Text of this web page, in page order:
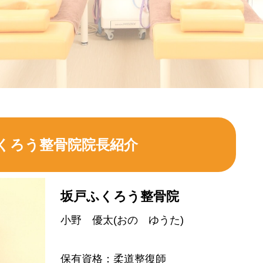
ろう整骨院院長紹介
坂戸ふくろう整骨院
小野 優太(おの ゆうた)
保有資格：柔道整復師